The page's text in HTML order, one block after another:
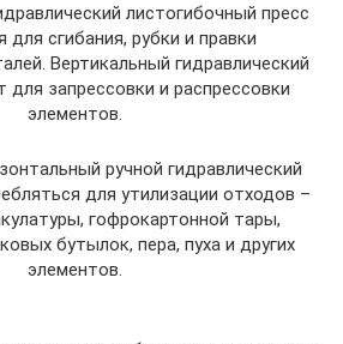
листогибочный пресс
для сгибания, рубки и правки
Вертикальный гидравлический
для запрессовки и распрессовки
элементов.
ручной гидравлический
для утилизации отходов –
гофрокартонной тары,
бутылок, пера, пуха и других
элементов.